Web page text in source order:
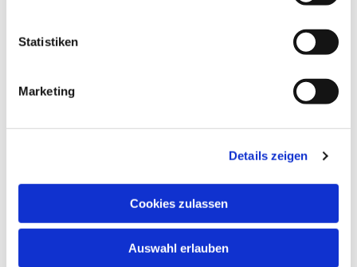
Statistiken
Marketing
Details zeigen
Cookies zulassen
Auswahl erlauben